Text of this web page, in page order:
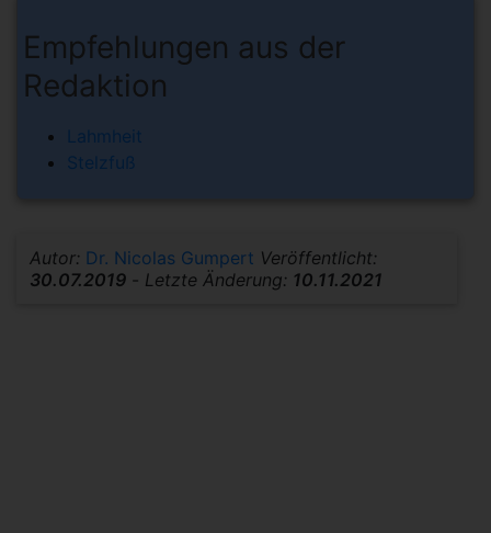
Empfehlungen aus der
Redaktion
Lahmheit
Stelzfuß
Autor: Dr. Nicolas Gumpert Veröffentlicht:
30.07.2019 - Letzte Änderung: 10.11.2021